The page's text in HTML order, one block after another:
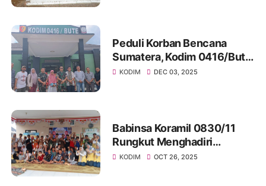
Peduli Korban Bencana
Sumatera, Kodim 0416/Bute
Gelar Shalat Ghaib, Doa
KODIM DEC 03, 2025
Babinsa Koramil 0830/11
Rungkut Menghadiri
Sosialisasi Wepose,
KODIM OCT 26, 2025